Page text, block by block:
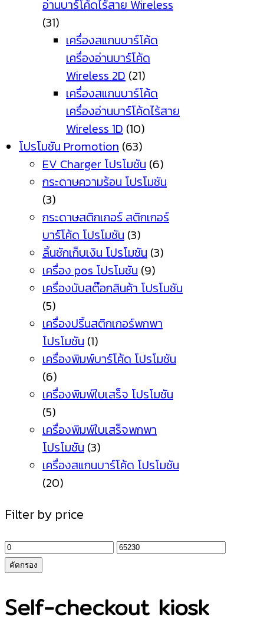
อ่านบาร์โค้ดไร้สาย Wireless
(31)
เครื่องสแกนบาร์โค้ด
เครื่องอ่านบาร์โค้ด
Wireless 2D (21)
เครื่องสแกนบาร์โค้ด
เครื่องอ่านบาร์โค้ดไร้สาย
Wireless 1D (10)
โปรโมชัน Promotion (63)
EV Charger โปรโมชัน (6)
กระดาษความร้อน โปรโมชัน
(3)
กระดาษสติกเกอร์ สติกเกอร์
บาร์โค้ด โปรโมชัน (3)
ลิ้นชักเก็บเงิน โปรโมชัน (3)
เครื่อง pos โปรโมชัน (9)
เครื่องนับสต๊อกสินค้า โปรโมชัน
(5)
เครื่องปริ้นสติกเกอร์พกพา
โปรโมชัน (1)
เครื่องพิมพ์บาร์โค้ด โปรโมชัน
(6)
เครื่องพิมพ์ใบเสร็จ โปรโมชัน
(5)
เครื่องพิมพ์ใบเสร็จพกพา
โปรโมชัน (3)
เครื่องสแกนบาร์โค้ด โปรโมชัน
(20)
Filter by price
ราคา
ต่ำ
ราคา
คัดกรอง
Self-checkout kiosk